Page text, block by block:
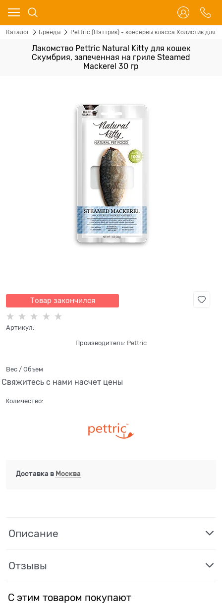
Каталог Бренды Pettric (Пэттрик) - консервы класса Холистик для
Лакомство Pettric Natural Kitty для кошек
Скумбрия, запеченная на гриле Steamed
Mackerel 30 гр
Товар закончился
Артикул:
Производитель: Pettric
Вес / Объем
Свяжитесь с нами насчет цены
Количество:
Доставка в Москва
Описание
Отзывы
С этим товаром покупают